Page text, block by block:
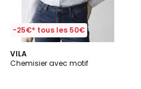
-25€* tous les 50€
VILA
Chemisier avec motif